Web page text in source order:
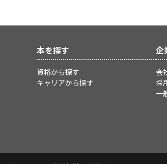
本を探す
資格から探す
キャリアから探す
企
会
採
一